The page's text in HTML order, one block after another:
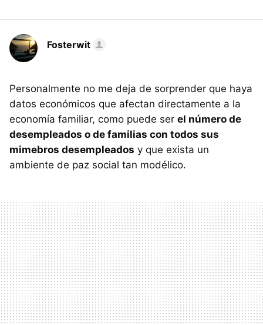
Fosterwit
Personalmente no me deja de sorprender que haya
datos económicos que afectan directamente a la
economía familiar, como puede ser el número de
desempleados o de familias con todos sus
mimebros desempleados y que exista un
ambiente de paz social tan modélico.